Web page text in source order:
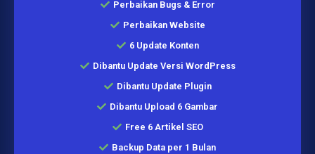
Perbaikan Bugs & Error
Perbaikan Website
6 Update Konten
Dibantu Update Versi WordPress
Dibantu Update Plugin
Dibantu Upload 6 Gambar
Free 6 Artikel SEO
Backup Data per 1 Bulan